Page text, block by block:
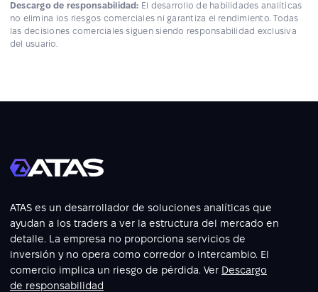
Descargo de responsabilidad: El desarrollo de habilidades analíticas
no elimina los riesgos comerciales ni garantiza el rendimiento. Todas
las decisiones comerciales siguen siendo responsabilidad exclusiva
del usuario.
ATAS es un desarrollador de soluciones analíticas que
ayudan a los traders a ver la estructura del mercado en
detalle. La empresa no proporciona servicios de
inversión y no opera como corredor o intercambio. El
comercio implica un riesgo de pérdida. Ver Descargo
de responsabilidad